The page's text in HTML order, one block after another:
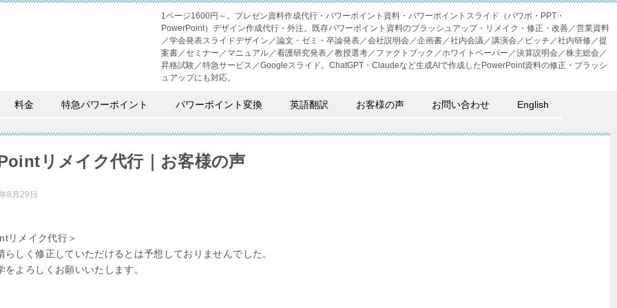
1ページ1600円～。プレゼン資料作成代行・パワーポイント資料・パワーポイントスライド（パワポ・PPT・
PowerPoint）デザイン作成代行・外注。既存パワーポイント資料のブラッシュアップ・リメイク・修正・改善／営業資料
／学会発表スライドデザイン／論文・ゼミ・卒論発表／会社説明会／企画書／社内会議／講演会／ピッチ／社内研修／提
案書／セミナー／マニュアル／看護研究発表／教授選考／ファクトブック／ホワイトペーパー／決算説明会／株主総会／
昇格試験／特急サービス／Googleスライド。ChatGPT・Claudeなど生成AIで作成したPowerPoint資料の修正・ブラッシ
ュアップにも対応。
料金 特急パワーポイント パワーポイント変換 英語翻訳 お客様の声 お問い合わせ English
リメイク代行｜お客様の声
8月29日
リメイク代行＞
らしく修正していただけるとは予想しておりませんでした。
をよろしくお願いいたします。